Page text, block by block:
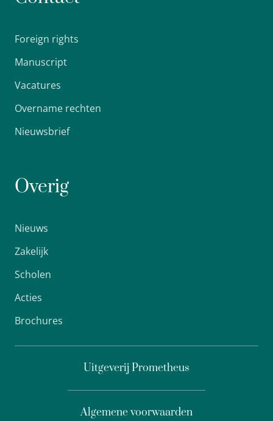
Foreign rights
Manuscript
Vacatures
Overname rechten
Nieuwsbrief
Overig
Nieuws
Zakelijk
Scholen
Acties
Brochures
Uitgeverij Prometheus
Algemene voorwaarden